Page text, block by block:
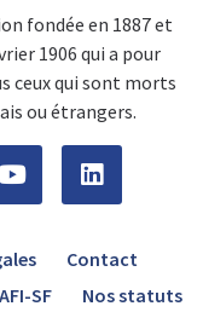
fondée en 1887 et
1906 qui a pour
ceux qui sont morts
ou étrangers.
Contact
SF Nos statuts